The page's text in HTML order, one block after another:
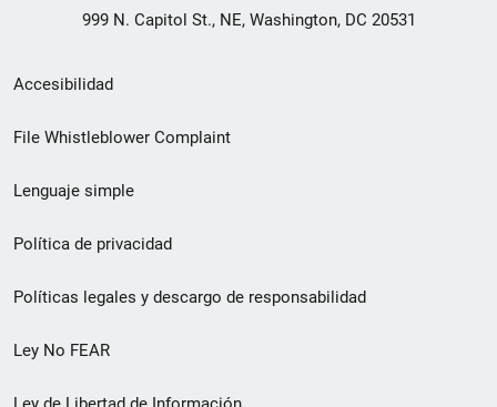
999 N. Capitol St., NE, Washington, DC 20531
Menú
de
de
pie
de
página
Accesibilidad
File Whistleblower Complaint
Lenguaje simple
Política de privacidad
Políticas legales y descargo de responsabilidad
Ley No FEAR